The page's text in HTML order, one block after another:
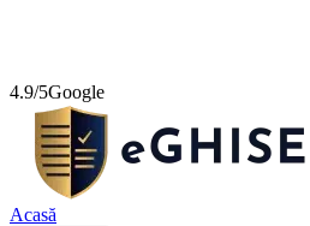
4.9/5Google
Acasă